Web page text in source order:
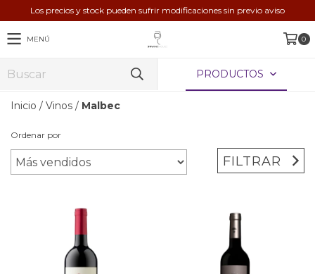
Los precios y stock pueden sufrir modificaciones sin previo aviso
MENÚ 0
PRODUCTOS
Inicio / Vinos / Malbec
Ordenar por
FILTRAR